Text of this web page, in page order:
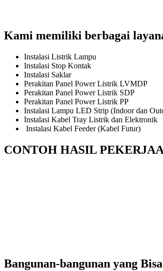
Kami memiliki berbagai
Instalasi Listrik Lampu
Instalasi Stop Kontak
Instalasi Saklar
Perakitan Panel Power Listrik LVMDP
Perakitan Panel Power Listrik SDP
Perakitan Panel Power Listrik PP
Instalasi Lampu LED Strip (Indoor dan
Instalasi Kabel Tray Listrik dan Elektronik
Instalasi Kabel Feeder (Kabel Futur)
CONTOH HASIL
Bangunan-bangunan yang